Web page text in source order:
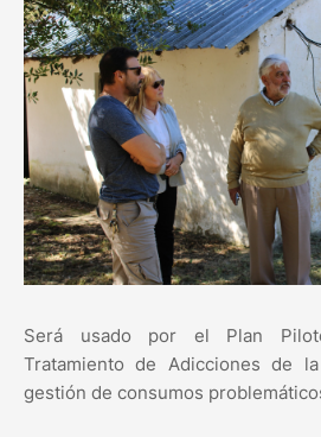
Será usado por el Plan
Tratamiento de Adicciones de
gestión de consumos